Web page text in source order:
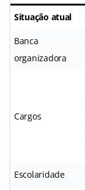
Situação atual
Banca
organizadora
Cargos
Escolaridade